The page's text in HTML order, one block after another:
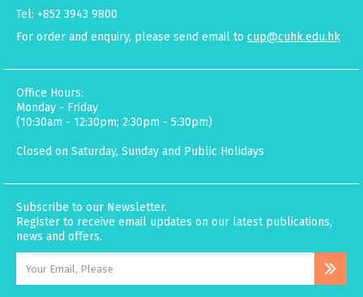
Tel: +852 3943 9800
For order and enquiry, please send email to cup@cuhk.edu.hk
Office Hours:
Monday - Friday
(10:30am - 12:30pm; 2:30pm - 5:30pm)
Closed on Saturday, Sunday and Public Holidays
Subscribe to our Newsletter.
Register to receive email updates on our latest publications,
news and offers.